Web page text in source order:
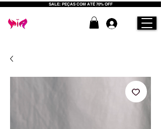
SALE: PEÇAS COM ATÉ 70% OFF